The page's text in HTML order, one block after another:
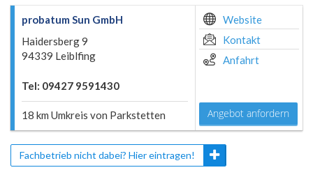
probatum Sun GmbH
Haidersberg 9
94339 Leiblfing
Tel: 09427 9591430
18 km Umkreis von Parkstetten
Website
Kontakt
Anfahrt
Angebot anfordern
Fachbetrieb nicht dabei? Hier eintragen!